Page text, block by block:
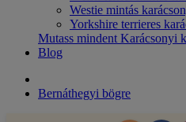
Westie mintás
Yorkshire terrieres
Mutass mindent Karácsonyi
Blog
Bernáthegyi bögre